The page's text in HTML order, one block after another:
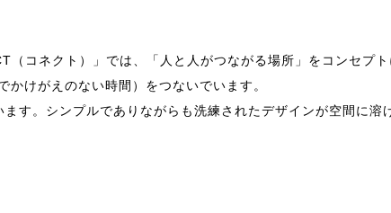
コネクト）」では、「人と人がつながる場所」をコンセプ
けがえのない時間）をつないでいます。
す。シンプルでありながらも洗練されたデザインが空間に溶